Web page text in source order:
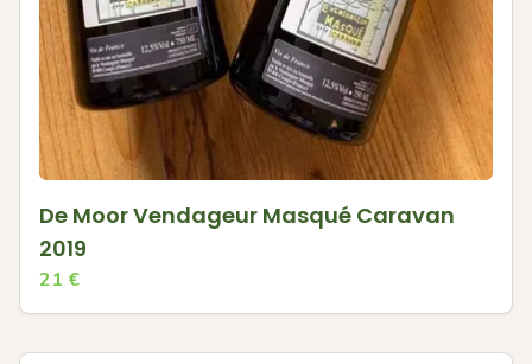
De Moor Vendageur Masqué Caravan
2019
21 €